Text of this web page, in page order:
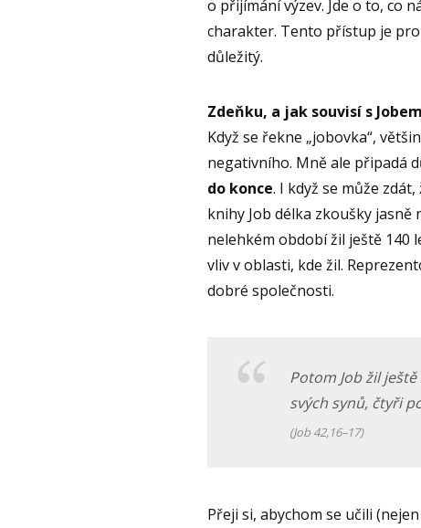
o přijímání výzev. Jde o to, co
charakter. Tento přístup je
důležitý.
Zdeňku, a jak souvisí s
Když se řekne „jobovka“,
negativního. Mně ale připadá
do konce. I když se může
knihy Job délka zkoušky jasně
nelehkém období žil ještě 140
vliv v oblasti, kde žil.
dobré společnosti.
Potom Job žil
svých synů, čtyři
(Job 42,16–17)
Přeji si, abychom se učili